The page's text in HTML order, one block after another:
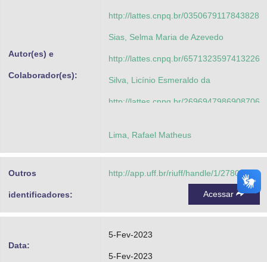
Autor(es) e
Colaborador(es):
http://lattes.cnpq.br/0350679117843828
Sias, Selma Maria de Azevedo
http://lattes.cnpq.br/6571323597413226
Silva, Licínio Esmeraldo da
http://lattes.cnpq.br/2696947986908706
http://lattes.cnpq.br/2900995280822495
Lima, Rafael Matheus
Outros
identificadores:
http://app.uff.br/riuff/handle/1/27806
Acessar
Data:
5-Fev-2023
5-Fev-2023